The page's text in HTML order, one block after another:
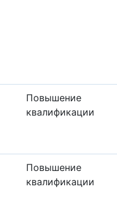
Повышение
квалификации
Повышение
квалификации